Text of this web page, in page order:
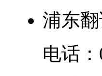
浦东翻
电话：